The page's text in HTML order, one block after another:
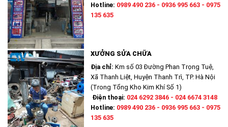
Hotline: 0989 490 236 - 0936 995 663 - 0975
135 635
XƯỞNG SỬA CHỮA
Địa chỉ: Km số 03 Đường Phan Trọng Tuệ,
Xã Thanh Liệt, Huyện Thanh Trì, TP. Hà Nội
(Trong Tổng Kho Kim Khí Số 1)
Điện thoại: 024 6292 3846 - 024 6674 3148
Hotline: 0989 490 236 - 0936 995 663 - 0975
135 635